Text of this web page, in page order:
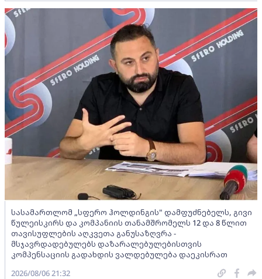
სასამართლომ „სფერო ჰოლდინგის" დამფუძნებელს, გივი
წულეისკირს და კომპანიის თანამშრომელს 12 და 8 წლით
თავისუფლების აღკვეთა განუსაზღვრა -
მსჯავრდადებულებს დაზარალებულებისთვის
კომპენსაციის გადახდის ვალდებულება დაეკისრათ
2026/08/06 21:32